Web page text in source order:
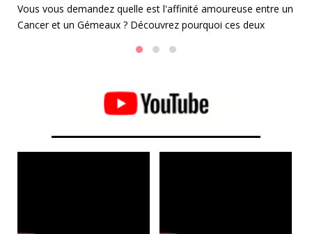
Vous vous demandez quelle est l'affinité amoureuse entre un
Cancer et un Gémeaux ? Découvrez pourquoi ces deux